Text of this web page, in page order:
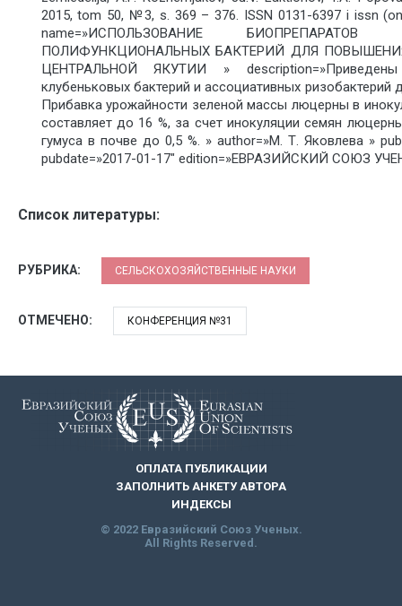
2015, tom 50, №3, s. 369 – 376. ISSN 0131-6397 i issn
name=»ИСПОЛЬЗОВАНИЕ
ПОЛИФУНКЦИОНАЛЬНЫХ БАКТЕРИЙ ДЛЯ
ЦЕНТРАЛЬНОЙ ЯКУТИИ »
клубеньковых бактерий и ассоциативных
Прибавка урожайности зеленой массы люцерны в
составляет до 16 %, за счет инокуляции семян
гумуса в почве до 0,5 %. » author=»М. Т. Яковлева »
pubdate=»2017-01-17″ edition=»ЕВРАЗИЙСКИЙ СОЮЗ
Список литературы:
РУБРИКА: СЕЛЬСКОХОЗЯЙСТВЕННЫЕ НАУКИ
ОТМЕЧЕНО: КОНФЕРЕНЦИЯ №31
ОПЛАТА ПУБЛИКАЦИИ
ЗАПОЛНИТЬ АНКЕТУ АВТОРА
ИНДЕКСЫ
© 2022 Евразийский Союз Ученых.
All Rights Reserved.